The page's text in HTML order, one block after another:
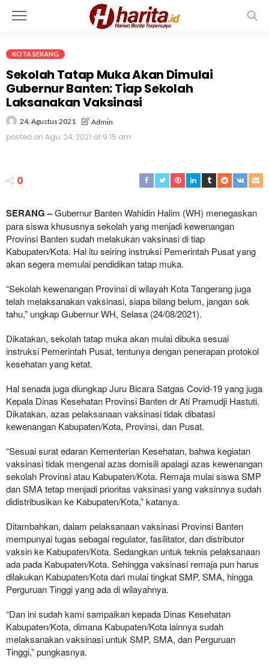
KOTA SERANG
Sekolah Tatap Muka Akan Dimulai
Gubernur Banten: Tiap Sekolah
Laksanakan Vaksinasi
24, Agustus 2021 Admin
posted on Agu. 24, 2021 at 9:15 am
0
SERANG –Gubernur Banten Wahidin Halim (WH) menegaskan
para siswa khususnya sekolah yang menjadi kewenangan
Provinsi Banten sudah melakukan vaksinasi di tiap
Kabupaten/Kota. Hal itu seiring instruksi Pemerintah Pusat yang
akan segera memulai pendidikan tatap muka.
“Sekolah kewenangan Provinsi di wilayah Kota Tangerang juga
telah melaksanakan vaksinasi, siapa bilang belum, jangan sok
tahu,” ungkap Gubernur WH, Selasa (24/08/2021).
Dikatakan, sekolah tatap muka akan mulai dibuka sesuai
instruksi Pemerintah Pusat, tentunya dengan penerapan protokol
kesehatan yang ketat.
Hal senada juga diungkap Juru Bicara Satgas Covid-19 yang juga
Kepala Dinas Kesehatan Provinsi Banten dr Ati Pramudji Hastuti.
Dikatakan, azas pelaksanaan vaksinasi tidak dibatasi
kewenangan Kabupaten/Kota, Provinsi, dan Pusat.
“Sesuai surat edaran Kementerian Kesehatan, bahwa kegiatan
vaksinasi tidak mengenal azas domisili apalagi azas kewenangan
sekolah Provinsi atau Kabupaten/Kota. Remaja mulai siswa SMP
dan SMA tetap menjadi prioritas vaksinasi yang vaksinnya sudah
didistribusikan ke Kabupaten/Kota,” katanya.
Ditambahkan, dalam pelaksanaan vaksinasi Provinsi Banten
mempunyai tugas sebagai regulator, fasilitator, dan distributor
vaksin ke Kabupaten/Kota. Sedangkan untuk teknis pelaksanaan
ada pada Kabupaten/Kota. Sehingga vaksinasi remaja pun harus
dilakukan Kabupaten/Kota dari mulai tingkat SMP, SMA, hingga
Perguruan Tinggi yang ada di wilayahnya.
“Dan ini sudah kami sampaikan kepada Dinas Kesehatan
Kabupaten/Kota, dimana Kabupaten/Kota lainnya sudah
melaksanakan vaksinasi untuk SMP, SMA, dan Perguruan
Tinggi,” pungkasnya.